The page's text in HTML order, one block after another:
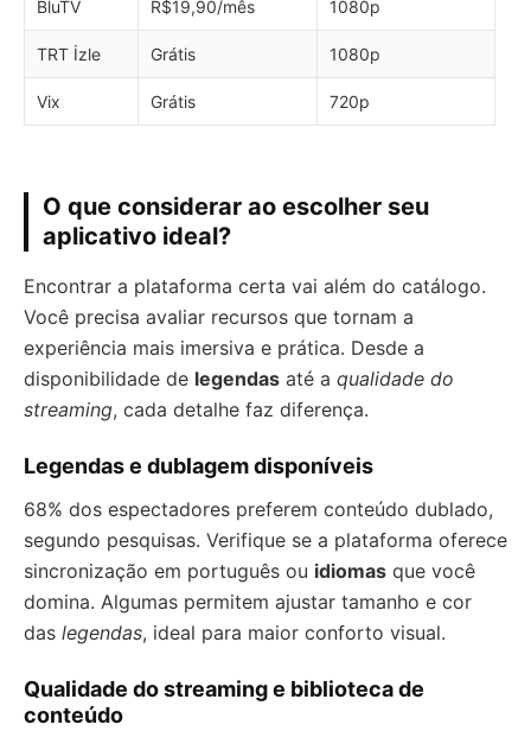
BluTV R$19,90/mês 1080p
TRT İzle Grátis 1080p
Vix Grátis 720p
O que considerar ao escolher seu
aplicativo ideal?
Encontrar a plataforma certa vai além do catálogo.
Você precisa avaliar recursos que tornam a
experiência mais imersiva e prática. Desde a
disponibilidade de legendas até a qualidade do
streaming, cada detalhe faz diferença.
Legendas e dublagem disponíveis
68% dos espectadores preferem conteúdo dublado,
segundo pesquisas. Verifique se a plataforma oferece
sincronização em português ou idiomas que você
domina. Algumas permitem ajustar tamanho e cor
das legendas, ideal para maior conforto visual.
Qualidade do streaming e biblioteca de
conteúdo